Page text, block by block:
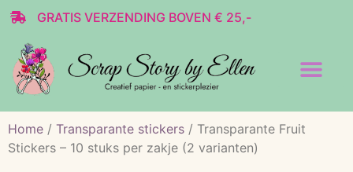
GRATIS VERZENDING BOVEN € 25,-
Home / Transparante stickers / Transparante Fruit
Stickers – 10 stuks per zakje (2 varianten)